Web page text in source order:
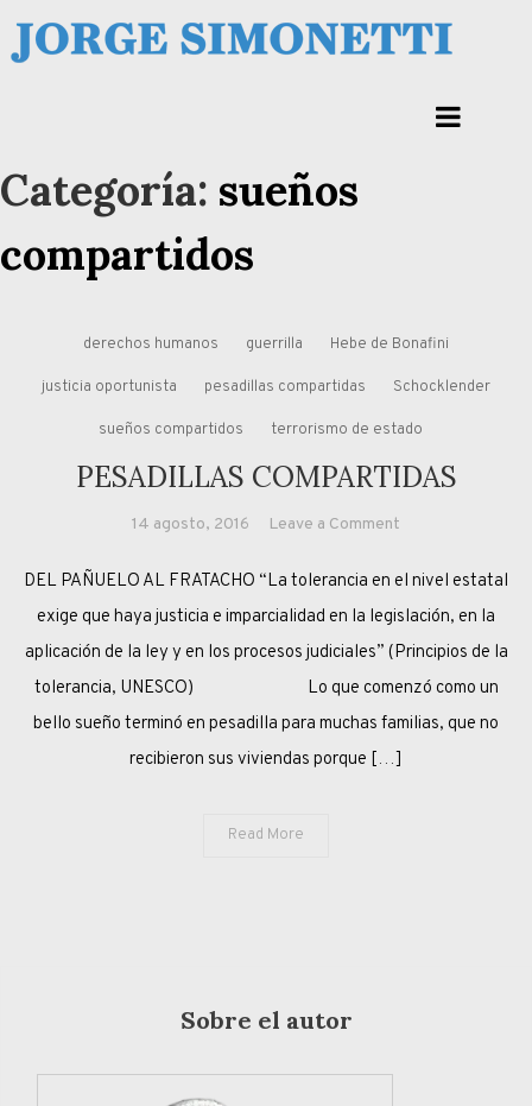
to
Jorge Eduardo Simonetti
Categoría: sueños
compartidos
derechos humanos guerrilla Hebe de Bonafini
justicia oportunista pesadillas compartidas Schocklender
sueños compartidos terrorismo de estado
PESADILLAS COMPARTIDAS
14 agosto, 2016 Leave a Comment
COMPARTIDAS
DEL PAÑUELO AL FRATACHO “La tolerancia en el nivel estatal
exige que haya justicia e imparcialidad en la legislación, en la
aplicación de la ley y en los procesos judiciales” (Principios de la
tolerancia, UNESCO) Lo que comenzó como un
bello sueño terminó en pesadilla para muchas familias, que no
recibieron sus viviendas porque […]
Read More
Sobre el autor